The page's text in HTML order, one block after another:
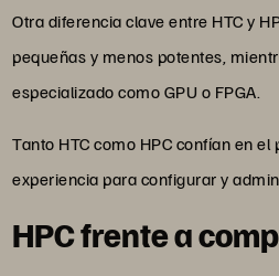
Otra diferencia clave entre HTC y
pequeñas y menos potentes,
especializado como GPU o FPGA.
Tanto HTC como HPC confían en
experiencia para configurar y
HPC frente a